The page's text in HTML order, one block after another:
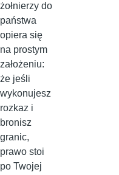
żołnierzy do
państwa
opiera się
na prostym
założeniu:
że jeśli
wykonujesz
rozkaz i
bronisz
granic,
prawo stoi
po Twojej